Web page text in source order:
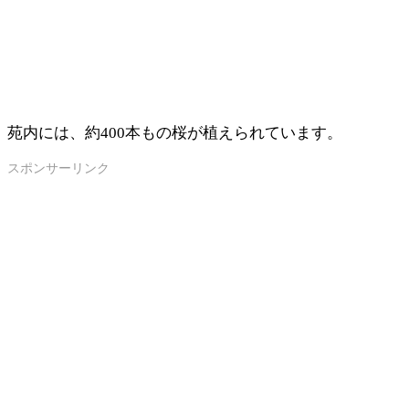
苑内には、約400本もの桜が植えられています。
スポンサーリンク